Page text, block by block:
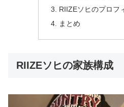
RIIZEソヒのプロフ
まとめ
RIIZEソヒの家族構成